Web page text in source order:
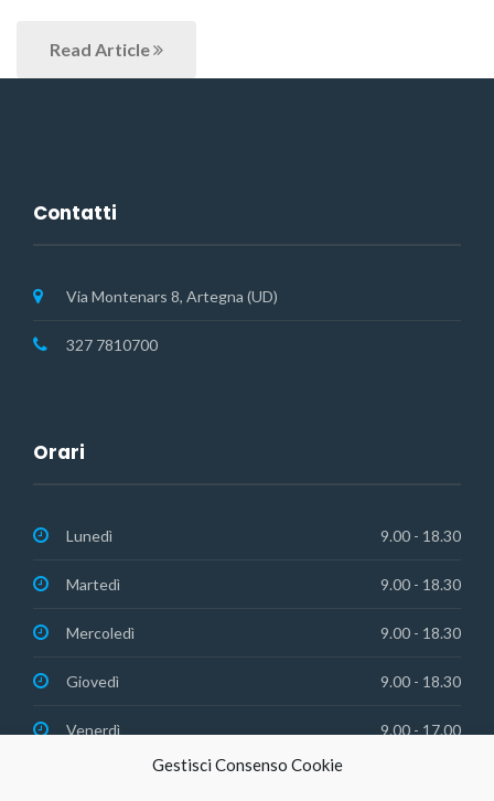
Gestisci Consenso Cookie
Read Article
Contatti
Via Montenars 8, Artegna (UD)
327 7810700
Orari
Lunedì 9.00 - 18.30
Martedì 9.00 - 18.30
Mercoledì 9.00 - 18.30
Giovedì 9.00 - 18.30
Venerdì 9.00 - 17.00